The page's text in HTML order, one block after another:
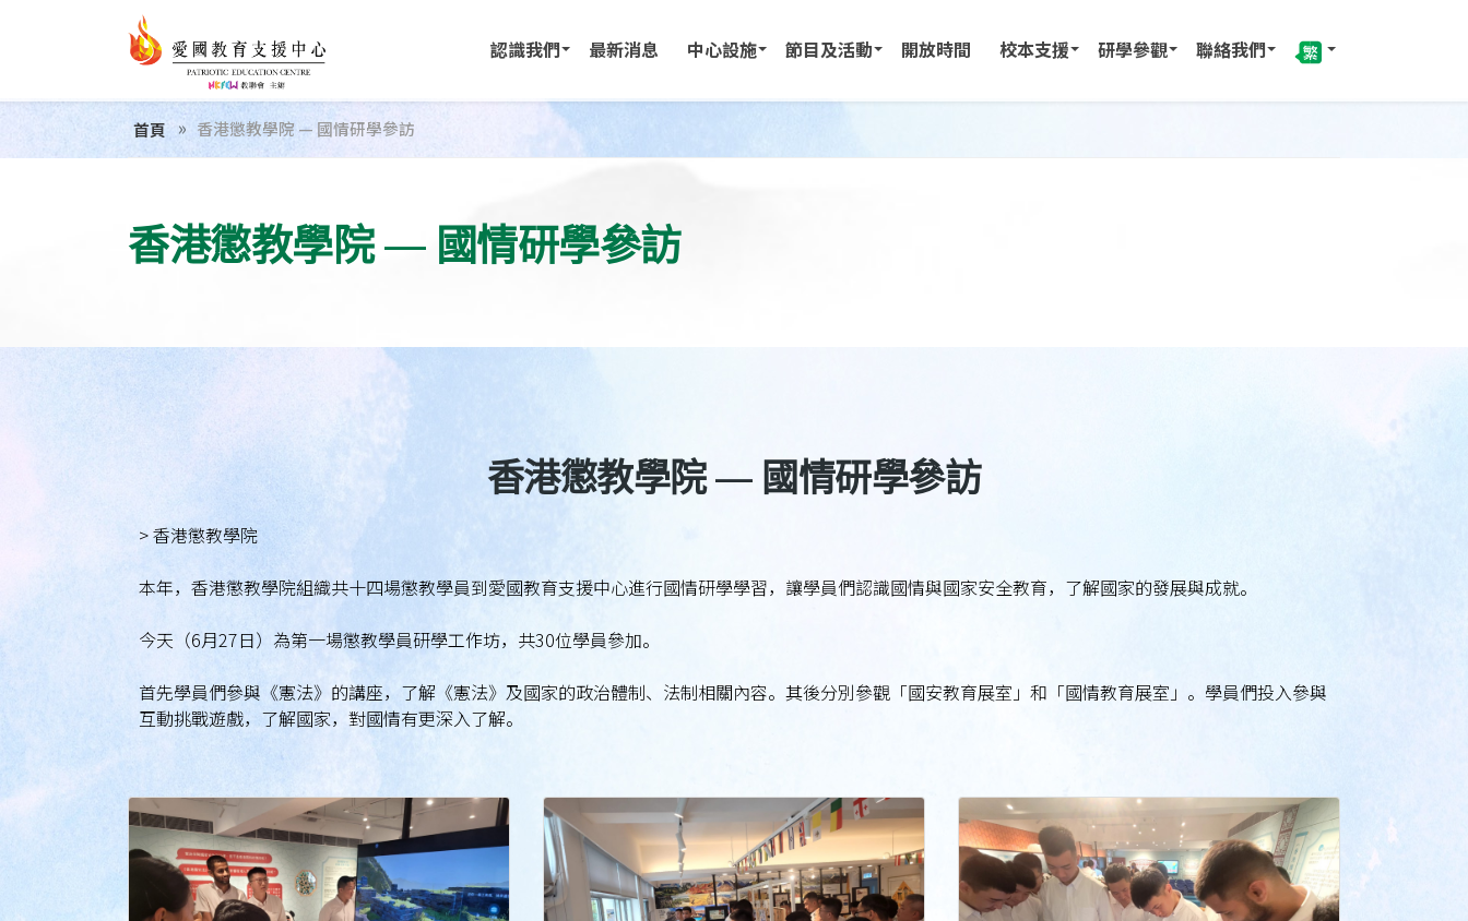
認識我們 最新消息 中心設施 節目及活動 開放時間 校本支援 研學參觀 聯絡我們
首頁 香港懲教學院 — 國情研學參訪
香港懲教學院 — 國情研學參訪
香港懲教學院 — 國情研學參訪
> 香港懲教學院
本年，香港懲教學院組織共十四場懲教學員到愛國教育支援中心進行國情研學學習，讓學員們認識國情與國家安全教育，了解國家的發展與成就。
今天（6月27日）為第一場懲教學員研學工作坊，共30位學員參加。
首先學員們參與《憲法》的講座，了解《憲法》及國家的政治體制、法制相關內容。其後分別參觀「國安教育展室」和「國情教育展室」。學員們投入參與
互動挑戰遊戲，了解國家，對國情有更深入了解。